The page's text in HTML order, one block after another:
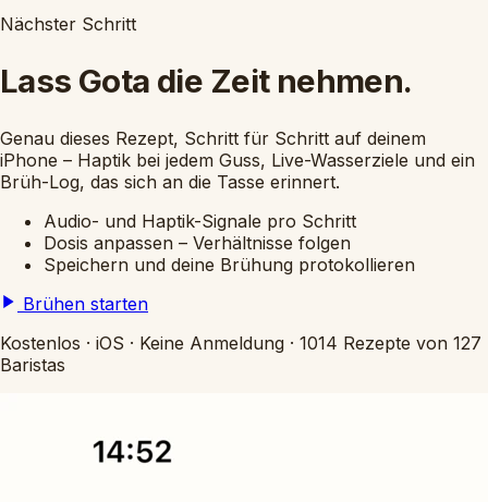
Nächster Schritt
Lass Gota die Zeit nehmen.
Genau dieses Rezept, Schritt für Schritt auf deinem
iPhone – Haptik bei jedem Guss, Live-Wasserziele und ein
Brüh-Log, das sich an die Tasse erinnert.
Audio- und Haptik-Signale pro Schritt
Dosis anpassen – Verhältnisse folgen
Speichern und deine Brühung protokollieren
Brühen starten
Kostenlos · iOS · Keine Anmeldung · 1014 Rezepte von 127
Baristas